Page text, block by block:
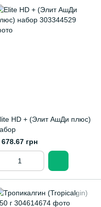
HD + (Элит АшДи плюс)
678.67 грн